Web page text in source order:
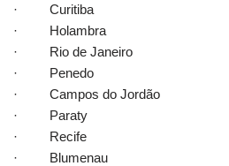
· Curitiba
· Holambra
· Rio de Janeiro
· Penedo
· Campos do Jordão
· Paraty
· Recife
· Blumenau